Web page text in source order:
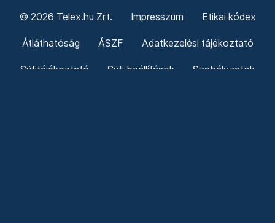
© 2026 Telex.hu Zrt. Impresszum Etikai kódex
Átláthatóság ÁSZF Adatkezelési tájékoztató
Sütitájékoztató Süti beállítások Szabályzatok